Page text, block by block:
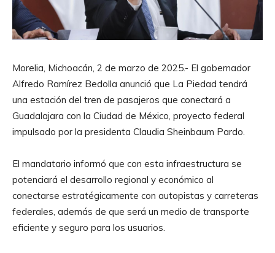
Morelia, Michoacán, 2 de marzo de 2025.- El gobernador
Alfredo Ramírez Bedolla anunció que La Piedad tendrá
una estación del tren de pasajeros que conectará a
Guadalajara con la Ciudad de México, proyecto federal
impulsado por la presidenta Claudia Sheinbaum Pardo.
El mandatario informó que con esta infraestructura se
potenciará el desarrollo regional y económico al
conectarse estratégicamente con autopistas y carreteras
federales, además de que será un medio de transporte
eficiente y seguro para los usuarios.